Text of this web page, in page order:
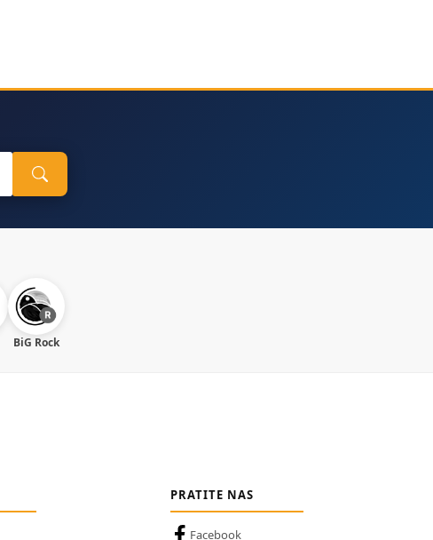
BiG Rock
PRATITE NAS
Facebook